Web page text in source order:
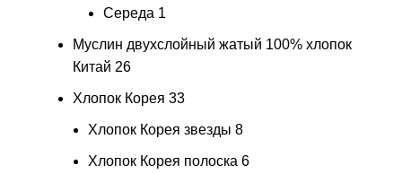
Середа 1
Муслин двухслойный жатый 100% хлопок
Китай 26
Хлопок Корея 33
Хлопок Корея звезды 8
Хлопок Корея полоска 6